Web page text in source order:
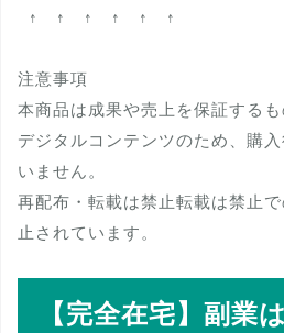
↑ ↑ ↑ ↑ ↑ ↑
注意事項
本商品は成果や売上を保証するも
デジタルコンテンツのため、購
いません。
再配布・転載は禁止転載は禁止
止されています。
【完全在宅】副業